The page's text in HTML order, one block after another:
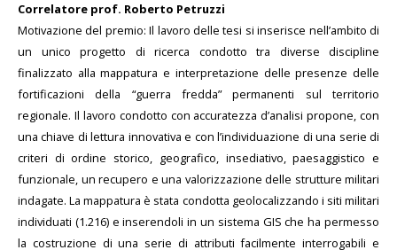
Correlatore prof. Roberto Petruzzi
Motivazione del premio: Il lavoro delle tesi si inserisce nell’ambito di
un unico progetto di ricerca condotto tra diverse discipline
finalizzato alla mappatura e interpretazione delle presenze delle
fortificazioni della “guerra fredda” permanenti sul territorio
regionale. Il lavoro condotto con accuratezza d’analisi propone, con
una chiave di lettura innovativa e con l’individuazione di una serie di
criteri di ordine storico, geografico, insediativo, paesaggistico e
funzionale, un recupero e una valorizzazione delle strutture militari
indagate. La mappatura è stata condotta geolocalizzando i siti militari
individuati (1.216) e inserendoli in un sistema GIS che ha permesso
la costruzione di una serie di attributi facilmente interrogabili e